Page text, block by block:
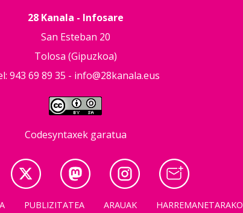
28 Kanala - Infosare
San Esteban 20
Tolosa (Gipuzkoa)
943 69 89 35 - info@28kanala.eus
Codesyntaxek garatua
PUBLIZITATEA ARAUAK HARREMANETARAKO